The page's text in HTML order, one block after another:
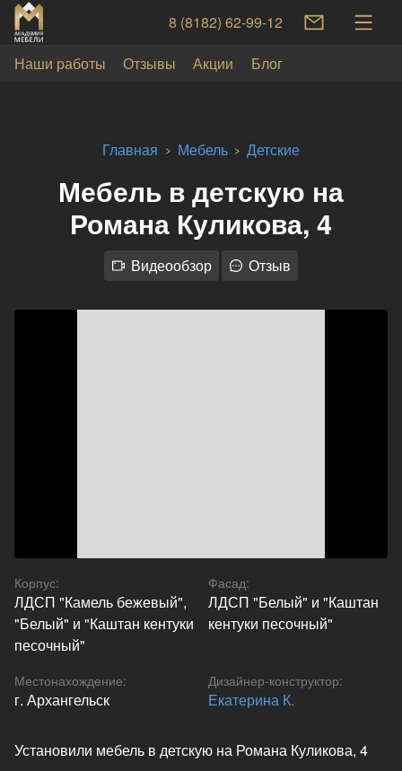
8 (8182) 62-99-12
Наши работы Отзывы Акции Блог
Главная Мебель Детские
Мебель в детскую на
Романа Куликова, 4
Видеообзор Отзыв
Корпус:
ЛДСП "Камель бежевый",
"Белый" и "Каштан кентуки
песочный"
Фасад:
ЛДСП "Белый" и "Каштан
кентуки песочный"
Местонахождение:
г. Архангельск
Дизайнер-конструктор:
Екатерина К.
Установили мебель в детскую на Романа Куликова, 4